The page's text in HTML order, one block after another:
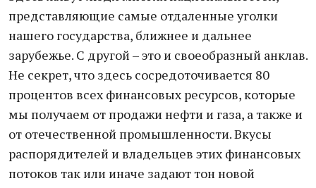
представляющие самые отдаленные уголки
нашего государства, ближнее и дальнее
зарубежье. С другой – это и своеобразный анклав.
Не секрет, что здесь сосредоточивается 80
процентов всех финансовых ресурсов, которые
мы получаем от продажи нефти и газа, а также и
от отечественной промышленности. Вкусы
распорядителей и владельцев этих финансовых
потоков так или иначе задают тон новой